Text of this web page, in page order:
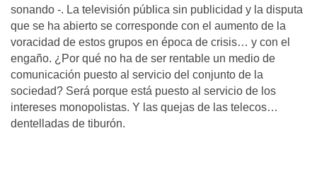
sonando -. La televisión pública sin publicidad y la disputa
que se ha abierto se corresponde con el aumento de la
voracidad de estos grupos en época de crisis… y con el
engaño. ¿Por qué no ha de ser rentable un medio de
comunicación puesto al servicio del conjunto de la
sociedad? Será porque está puesto al servicio de los
intereses monopolistas. Y las quejas de las telecos…
dentelladas de tiburón.